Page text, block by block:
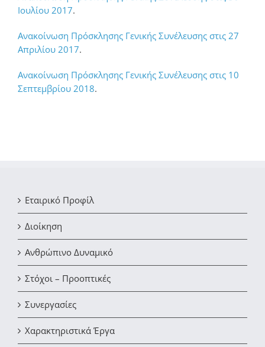
Ιουλίου 2017.
Ανακοίνωση Πρόσκλησης Γενικής Συνέλευσης στις 27
Απριλίου 2017.
Ανακοίνωση Πρόσκλησης Γενικής Συνέλευσης στις 10
Σεπτεμβρίου 2018.
Εταιρικό Προφίλ
Διοίκηση
Ανθρώπινο Δυναμικό
Στόχοι – Προοπτικές
Συνεργασίες
Χαρακτηριστικά Έργα